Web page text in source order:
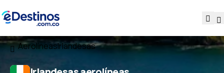
AerolíneasIrlandesas